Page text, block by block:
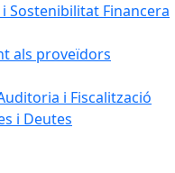
Sostenibilitat Financera
als proveïdors
i Fiscalització
i Deutes